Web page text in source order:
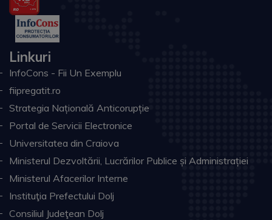
Linkuri
InfoCons - Fii Un Exemplu
fiipregatit.ro
Strategia Națională Anticorupție
Portal de Servicii Electronice
Universitatea din Craiova
Ministerul Dezvoltării, Lucrărilor Publice și Administrației
Ministerul Afacerilor Interne
Instituţia Prefectului Dolj
Consiliul Judeţean Dolj